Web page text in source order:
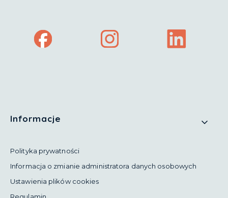
Linki w stopce
Informacje
Polityka prywatności
Informacja o zmianie administratora danych osobowych
Ustawienia plików cookies